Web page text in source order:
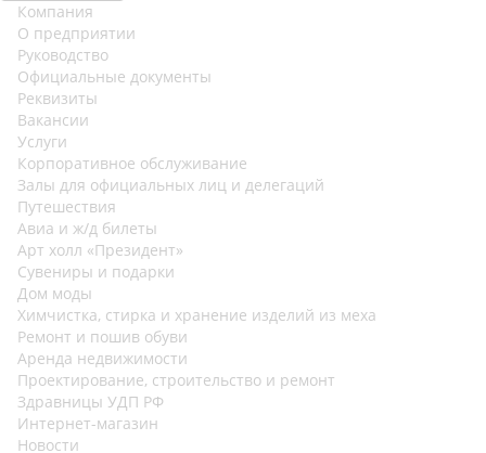
Компания
О предприятии
Руководство
Официальные документы
Реквизиты
Вакансии
Услуги
Корпоративное обслуживание
Залы для официальных лиц и делегаций
Путешествия
Авиа и ж/д билеты
Арт холл «Президент»
Сувениры и подарки
Дом моды
Химчистка, стирка и хранение изделий из меха
Ремонт и пошив обуви
Аренда недвижимости
Проектирование, строительство и ремонт
Здравницы УДП РФ
Интернет-магазин
Новости